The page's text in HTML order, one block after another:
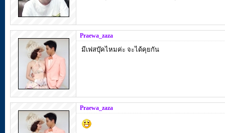
Praewa_zaza
มีเฟสบุ๊คไหมค่ะ จะได้คุยกัน
Praewa_zaza